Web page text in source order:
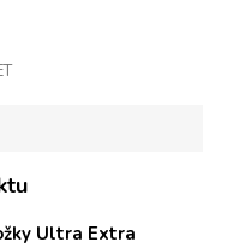
Ultra Extra